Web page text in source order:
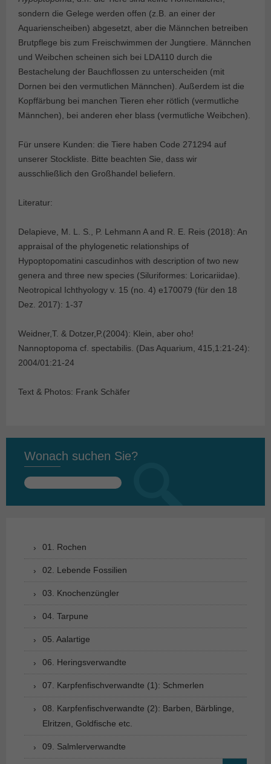
sondern die Gelege werden offen (z.B. an einer der
Aquarienscheiben) abgesetzt, aber die Männchen betreiben
Brutpflege bis zum Freischwimmen der Jungtiere. Männchen
und Weibchen scheinen sich bei LDA110 durch die
Bestachelung der Bauchflossen zu unterscheiden (mit
Dornen bei den vermutlichen Männchen). Außerdem ist die
Kopffärbung bei manchen Tieren eher rötlich (vermutliche
Männchen), bei anderen eher blass (vermutliche Weibchen).
Für unsere Kunden: die Tiere haben Code 271294 auf
unserer Stockliste. Bitte beachten Sie, dass wir
ausschließlich den Großhandel beliefern.
Literatur:
Delapieve, M. L. S., P. Lehmann A and R. E. Reis (2018): An
appraisal of the phylogenetic relationships of
Hypoptopomatini cascudinhos with description of two new
genera and three new species (Siluriformes: Loricariidae).
Neotropical Ichthyology v. 15 (no. 4) e170079 (für den 18
Dez. 2017): 1-37
Weidner,T. & Dotzer,P.(2004): Klein, aber oho!
Nannoptopoma cf. spectabilis. (Das Aquarium, 415,1:21-24):
2004/01:21-24
Text & Photos: Frank Schäfer
Wonach suchen Sie?
Suchen
01. Rochen
02. Lebende Fossilien
03. Knochenzüngler
04. Tarpune
05. Aalartige
06. Heringsverwandte
07. Karpfenfischverwandte (1): Schmerlen
08. Karpfenfischverwandte (2): Barben, Bärblinge,
Elritzen, Goldfische etc.
09. Salmlerverwandte